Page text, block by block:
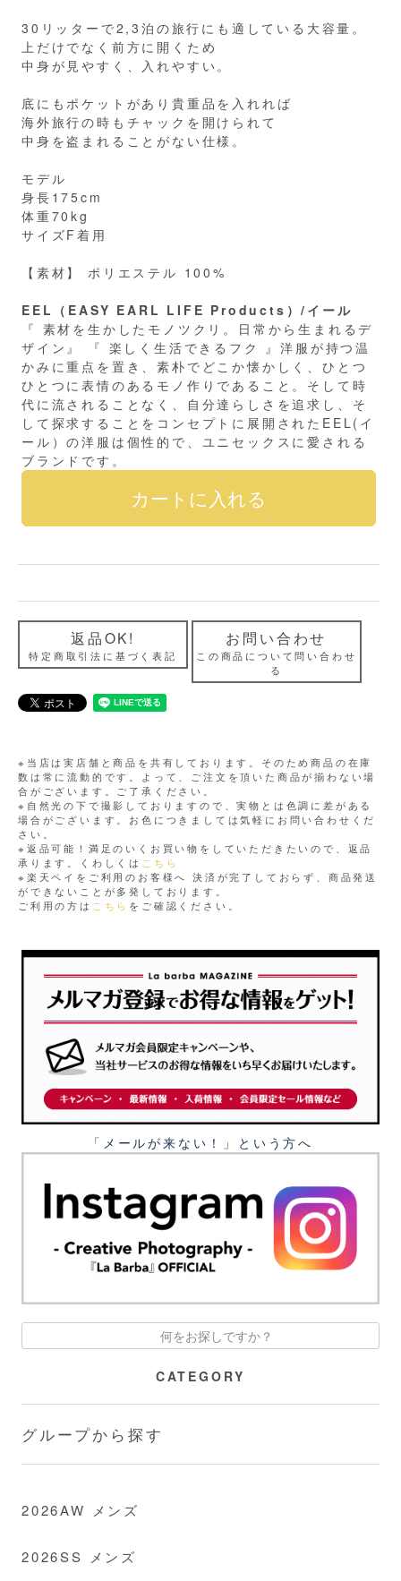
30リッターで2,3泊の旅行にも適している大容量。
上だけでなく前方に開くため
中身が見やすく、入れやすい。
底にもポケットがあり貴重品を入れれば
海外旅行の時もチャックを開けられて
中身を盗まれることがない仕様。
モデル
身長175cm
体重70kg
サイズF着用
【素材】 ポリエステル 100%
EEL（EASY EARL LIFE Products）/イール
『 素材を生かしたモノツクリ。日常から生まれるデ
ザイン』 『 楽しく生活できるフク 』洋服が持つ温
かみに重点を置き、素朴でどこか懐かしく、ひとつ
ひとつに表情のあるモノ作りであること。そして時
代に流されることなく、自分達らしさを追求し、そ
して探求することをコンセプトに展開されたEEL(イ
ール）の洋服は個性的で、ユニセックスに愛される
ブランドです。
返品OK!
特定商取引法に基づく表記
お問い合わせ
この商品について問い合わせ
る
※当店は実店舗と商品を共有しております。そのため商品の在庫
数は常に流動的です。よって、ご注文を頂いた商品が揃わない場
合がございます。ご了承ください。
※自然光の下で撮影しておりますので、実物とは色調に差がある
場合がございます。お色につきましては気軽にお問い合わせくだ
さい。
※返品可能！満足のいくお買い物をしていただきたいので、返品
承ります。くわしくは こちら
※楽天ペイをご利用のお客様へ 決済が完了しておらず、商品発送
ができないことが多発しております。
ご利用の方は こちら をご確認ください。
「メールが来ない！」という⽅へ
CATEGORY
グループから探す
2026AW メンズ
2026SS メンズ